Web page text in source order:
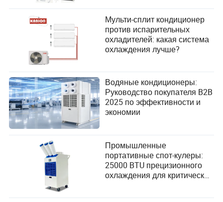
потребностей пользователей
и повышению
производительности
Мульти-сплит кондиционер
против испарительных
охладителей: какая система
охлаждения лучше?
Водяные кондиционеры:
Руководство покупателя B2B
2025 по эффективности и
экономии
Промышленные
портативные спот-кулеры:
25000 BTU прецизионного
охлаждения для критически